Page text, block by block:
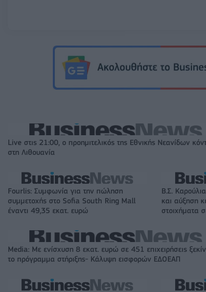
Live στις 21:00, ο προημιτελικός της Εθνικής Νεανίδων
στη Λιθουανία
Fourlis: Συμφωνία για την πώληση
συμμετοχής στο Sofia South Ring Mall
έναντι 49,35 εκατ. ευρώ
Β.Σ.
και αύξηση
στοιχήματα
Media: Με ενίσχυση 8 εκατ. ευρώ σε 451 επιχειρήσεις
το πρόγραμμα στήριξης- Κάλυψη εισφορών ΕΔΟΕΑΠ